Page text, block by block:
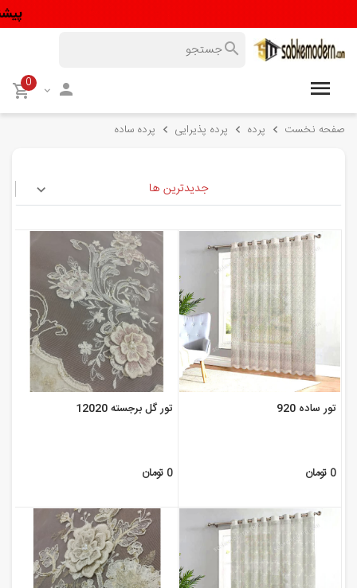
0
صفحه نخست پرده پرده پذیرایی پرده ساده
جدیدترین ها
تور ساده 920
0 تومان
تور گل برجسته 12020
0 تومان